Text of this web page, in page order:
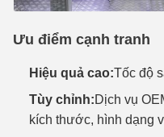
Ưu điểm cạnh tranh
Hiệu quả cao:Tốc độ
Tùy chỉnh:Dịch vụ
kích thước, hình dạng